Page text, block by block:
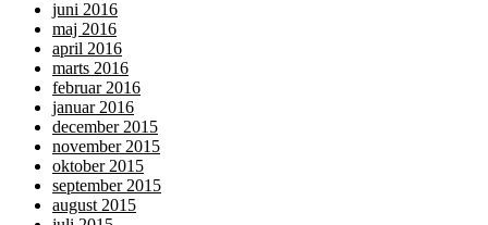
juni 2016
maj 2016
april 2016
marts 2016
februar 2016
januar 2016
december 2015
november 2015
oktober 2015
september 2015
august 2015